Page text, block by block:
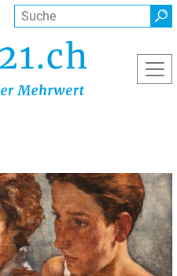
Suche